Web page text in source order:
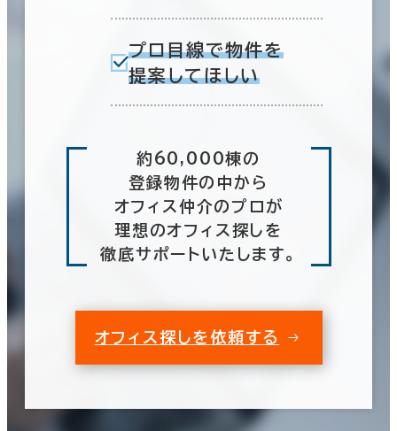
プロ目線で物件を
提案してほしい
約60,000棟の
登録物件の中から
オフィス仲介のプロが
理想のオフィス探しを
徹底サポートいたします。
オフィス探しを依頼する